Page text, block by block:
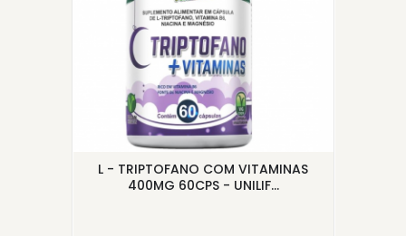
L - TRIPTOFANO COM VITAMINAS
400MG 60CPS - UNILIF...